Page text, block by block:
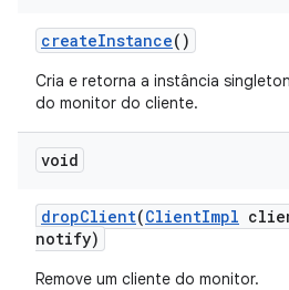
createInstance()
Cria e retorna a instância
do monitor do cliente.
void
dropClient(ClientImpl
notify)
Remove um cliente do monitor.